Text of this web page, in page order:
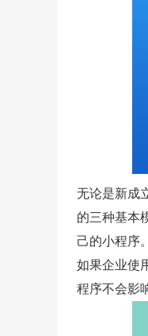
无论是新成
的三种基本
己的小程序
如果企业使
程序不会影